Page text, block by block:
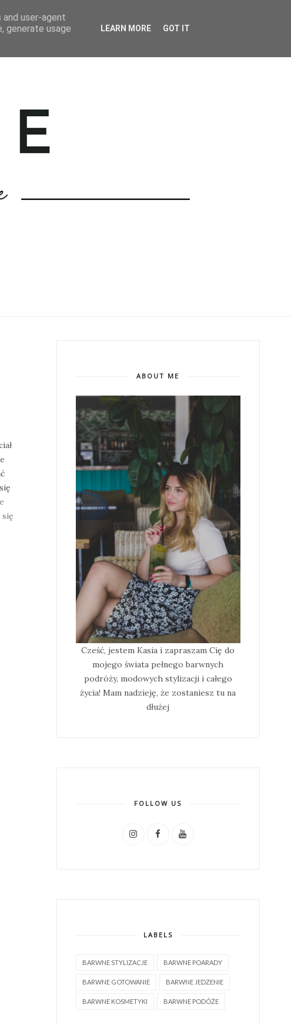
BARWNE TRAVEL
ABOUT ME
Cześć, jestem Kasia i zapraszam Cię do
mojego świata pełnego barwnych
podróży, modowych stylizacji i całego
życia! Mam nadzieję, że zostaniesz tu na
dłużej
FOLLOW US
LABELS
BARWNE STYLIZACJE BARWNE POARADY
BARWNE GOTOWANIE BARWNE JEDZENIE
BARWNE KOSMETYKI BARWNE PODÓŻE
user-agent
generate usage
LEARN MORE GOT IT